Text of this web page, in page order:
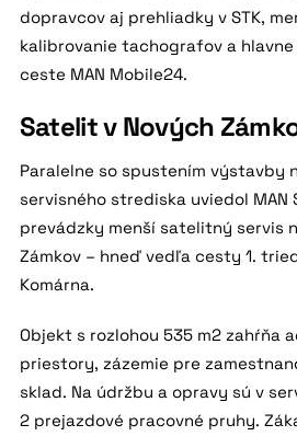
dopravcov aj prehliadky v STK,
kalibrovanie tachografov a
ceste MAN Mobile24.
Satelit v Nových
Paralelne so spustením výstavby
servisného strediska uviedol MAN
prevádzky menší satelitný servis
Zámkov – hneď vedľa cesty 1.
Komárna.
Objekt s rozlohou 535 m2 zahŕňa
priestory, zázemie pre
sklad. Na údržbu a opravy sú v
2 prejazdové pracovné pruhy.